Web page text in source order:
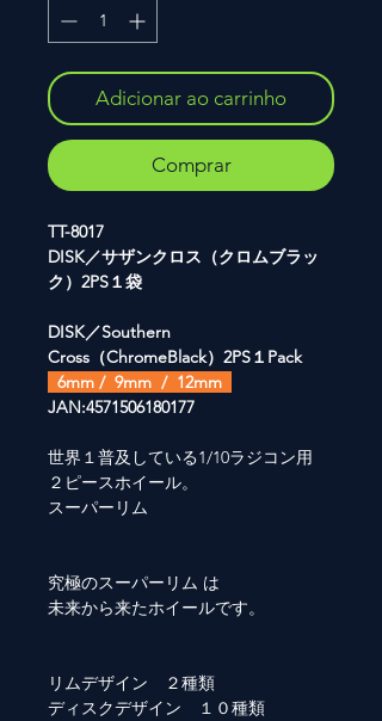
Adicionar ao carrinho
Comprar
TT-8017
DISK／サザンクロス（クロムブラッ
ク）2PS１袋
DISK／Southern
Cross（ChromeBlack）2PS１Pack
6mm / 9mm / 12mm
JAN:4571506180177
世界１普及している1/10ラジコン用
２ピースホイール。
スーパーリム
究極のスーパーリム は
未来から来たホイールです。
リムデザイン ２種類
ディスクデザイン １０種類